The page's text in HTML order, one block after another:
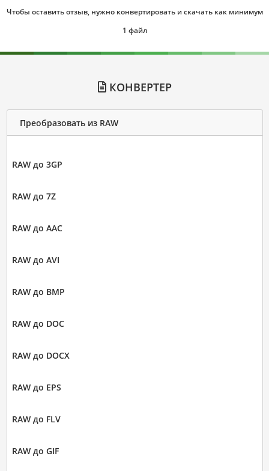
Чтобы оставить отзыв, нужно конвертировать и скачать как минимум
1 файл
КОНВЕРТЕР
Преобразовать из RAW
RAW до 3GP
RAW до 7Z
RAW до AAC
RAW до AVI
RAW до BMP
RAW до DOC
RAW до DOCX
RAW до EPS
RAW до FLV
RAW до GIF